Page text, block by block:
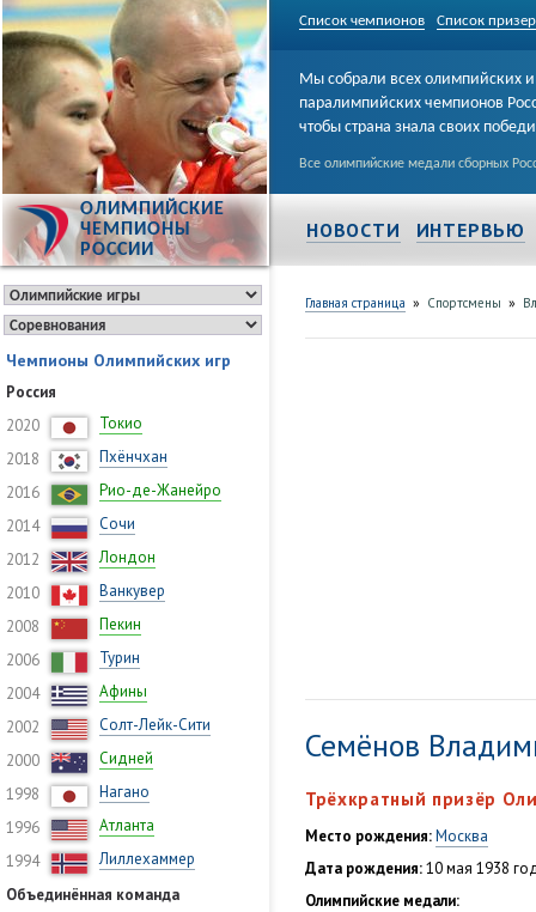
Список чемпионов Список
ОЛИМПИЙСКИЕ
ЧЕМПИОНЫ
РОССИИ
Мы собрали всех олимпийских и
паралимпийских чемпионов
чтобы страна знала своих
Все олимпийские медали сборных
НОВОСТИ ИНТЕРВЬЮ
Чемпионы Олимпийских игр
Россия
2020
Токио
2018
Пхёнчхан
2016
Рио-де-Жанейро
2014
Сочи
2012
Лондон
2010
Ванкувер
2008
Пекин
2006
Турин
2004
Афины
2002
Солт-Лейк-Сити
2000
Сидней
1998
Нагано
1996
Атланта
1994
Лиллехаммер
Объединённая команда
Главная страница » Спортсмены »
Семёнов
Трёхкратный призёр
Место рождения:Москва
Дата рождения:10 мая 1938
Олимпийские медали: